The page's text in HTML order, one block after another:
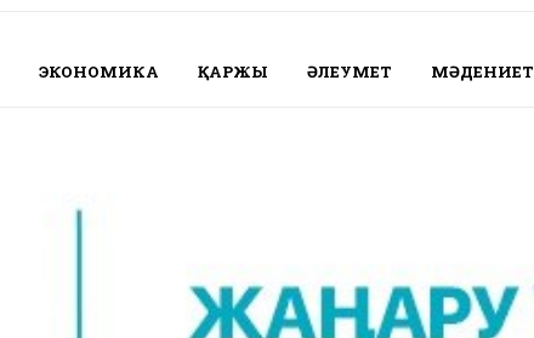
ЭКОНОМИКА ҚАРЖЫ ӘЛЕУМЕТ МӘДЕНИЕТ